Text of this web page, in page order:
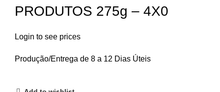
PRODUTOS 275g – 4X0
Login to see prices
Produção/Entrega de 8 a 12 Dias Úteis